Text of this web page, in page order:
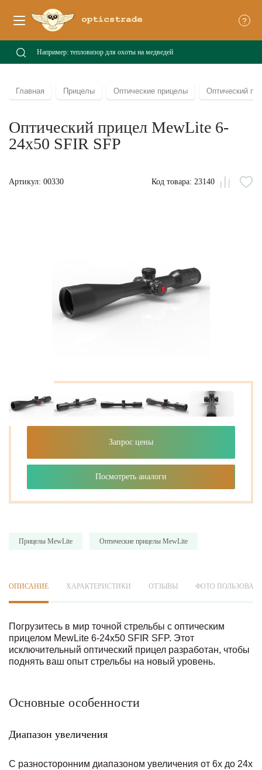
?
Главная Прицелы Оптические прицелы Оптический
Оптический прицел MewLite 6-
24x50 SFIR SFP
Артикул: 00330 Код товара: 23140
Запрос цены
Посмотреть аналоги
Прицелы MewLite Оптические прицелы MewLite
ОПИСАНИЕ ХАРАКТЕРИСТИКИ ОТЗЫВЫ ФОТО
Погрузитесь в мир точной стрельбы с оптическим
прицелом MewLite 6-24x50 SFIR SFP. Этот
исключительный оптический прицел разработан, чтобы
поднять ваш опыт стрельбы на новый уровень.
Основные особенности
Диапазон увеличения
С разносторонним диапазоном увеличения от 6x до 24x